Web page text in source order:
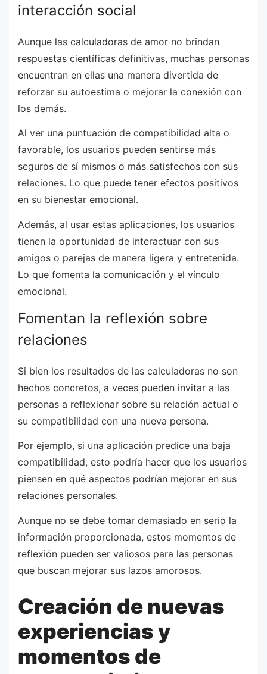
interacción social
Aunque las calculadoras de amor no brindan
respuestas científicas definitivas, muchas personas
encuentran en ellas una manera divertida de
reforzar su autoestima o mejorar la conexión con
los demás.
Al ver una puntuación de compatibilidad alta o
favorable, los usuarios pueden sentirse más
seguros de sí mismos o más satisfechos con sus
relaciones. Lo que puede tener efectos positivos
en su bienestar emocional.
Además, al usar estas aplicaciones, los usuarios
tienen la oportunidad de interactuar con sus
amigos o parejas de manera ligera y entretenida.
Lo que fomenta la comunicación y el vínculo
emocional.
Fomentan la reflexión sobre
relaciones
Si bien los resultados de las calculadoras no son
hechos concretos, a veces pueden invitar a las
personas a reflexionar sobre su relación actual o
su compatibilidad con una nueva persona.
Por ejemplo, si una aplicación predice una baja
compatibilidad, esto podría hacer que los usuarios
piensen en qué aspectos podrían mejorar en sus
relaciones personales.
Aunque no se debe tomar demasiado en serio la
información proporcionada, estos momentos de
reflexión pueden ser valiosos para las personas
que buscan mejorar sus lazos amorosos.
Creación de nuevas
experiencias y
momentos de